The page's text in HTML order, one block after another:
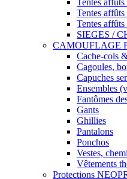
Tentes
Tentes
Tentes
SIEGES /
CAMOUFLAGE
Cache-cols
Cagoules,
Capuches
Ensembles
Fantômes
Gants
Ghillies
Pantalons
Ponchos
Vestes,
Vêtements
Protections